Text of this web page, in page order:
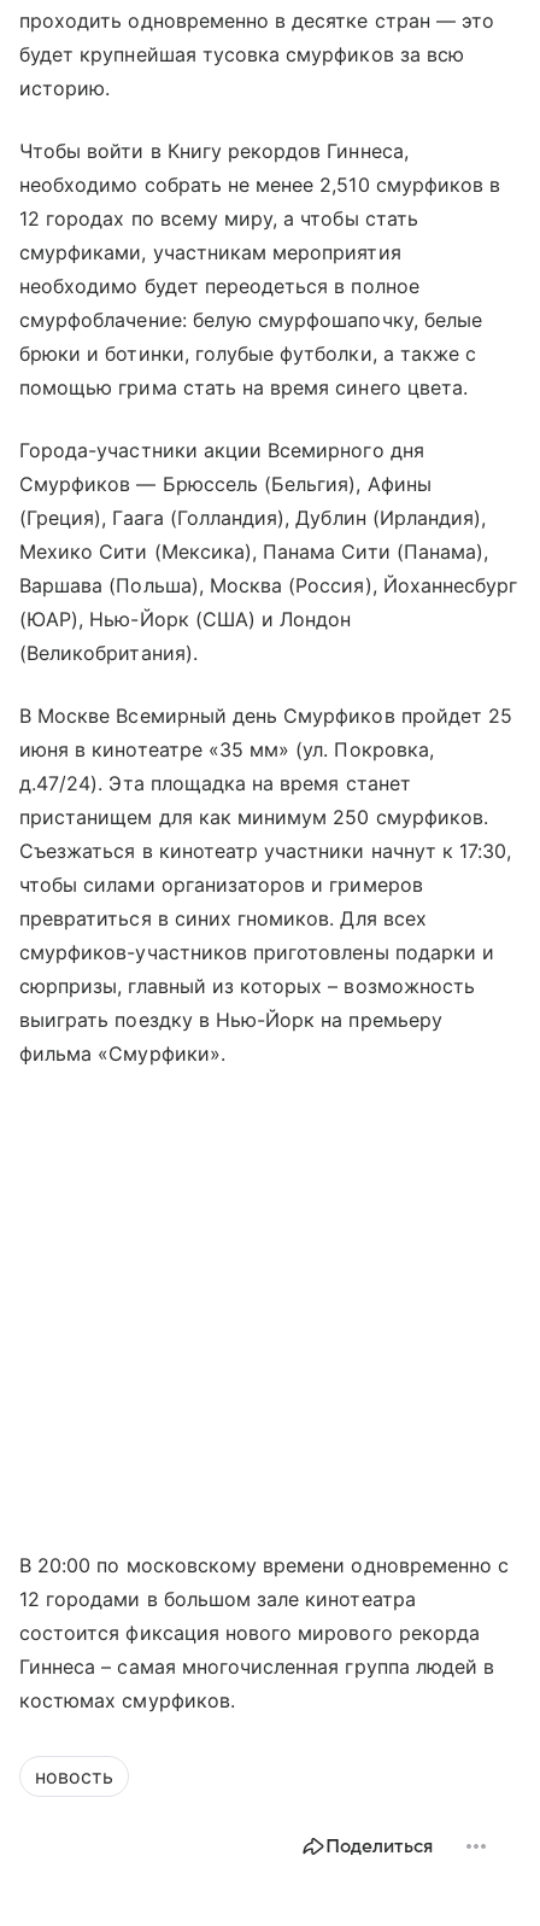
проходить одновременно в десятке стран — это
будет крупнейшая тусовка смурфиков за всю
историю.
Чтобы войти в Книгу рекордов Гиннеса,
необходимо собрать не менее 2,510 смурфиков в
12 городах по всему миру, а чтобы стать
смурфиками, участникам мероприятия
необходимо будет переодеться в полное
смурфоблачение: белую смурфошапочку, белые
брюки и ботинки, голубые футболки, а также с
помощью грима стать на время синего цвета.
Города-участники акции Всемирного дня
Смурфиков — Брюссель (Бельгия), Афины
(Греция), Гаага (Голландия), Дублин (Ирландия),
Мехико Сити (Мексика), Панама Сити (Панама),
Варшава (Польша), Москва (Россия), Йоханнесбург
(ЮАР), Нью-Йорк (США) и Лондон
(Великобритания).
В Москве Всемирный день Смурфиков пройдет 25
июня в кинотеатре «35 мм» (ул. Покровка,
д.47/24). Эта площадка на время станет
пристанищем для как минимум 250 смурфиков.
Съезжаться в кинотеатр участники начнут к 17:30,
чтобы силами организаторов и гримеров
превратиться в синих гномиков. Для всех
смурфиков-участников приготовлены подарки и
сюрпризы, главный из которых – возможность
выиграть поездку в Нью-Йорк на премьеру
фильма «Смурфики».
В 20:00 по московскому времени одновременно с
12 городами в большом зале кинотеатра
состоится фиксация нового мирового рекорда
Гиннеса – самая многочисленная группа людей в
костюмах смурфиков.
новость
Поделиться